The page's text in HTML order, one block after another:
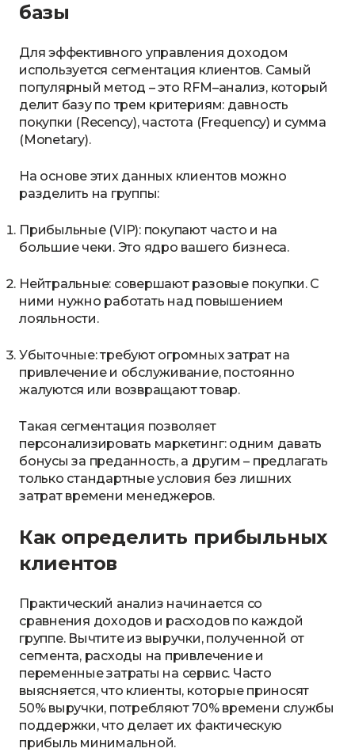
базы
Для эффективного управления доходом
используется сегментация клиентов. Самый
популярный метод – это RFM–анализ, который
делит базу по трем критериям: давность
покупки (Recency), частота (Frequency) и сумма
(Monetary).
На основе этих данных клиентов можно
разделить на группы:
Прибыльные (VIP): покупают часто и на
большие чеки. Это ядро вашего бизнеса.
Нейтральные: совершают разовые покупки. С
ними нужно работать над повышением
лояльности.
Убыточные: требуют огромных затрат на
привлечение и обслуживание, постоянно
жалуются или возвращают товар.
Такая сегментация позволяет
персонализировать маркетинг: одним давать
бонусы за преданность, а другим – предлагать
только стандартные условия без лишних
затрат времени менеджеров.
Как определить прибыльных
клиентов
Практический анализ начинается со
сравнения доходов и расходов по каждой
группе. Вычтите из выручки, полученной от
сегмента, расходы на привлечение и
переменные затраты на сервис. Часто
выясняется, что клиенты, которые приносят
50% выручки, потребляют 70% времени службы
поддержки, что делает их фактическую
прибыль минимальной.